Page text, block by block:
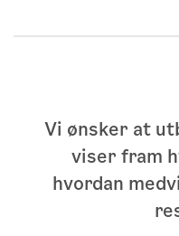
Vi ønsker at
viser fram
hvordan